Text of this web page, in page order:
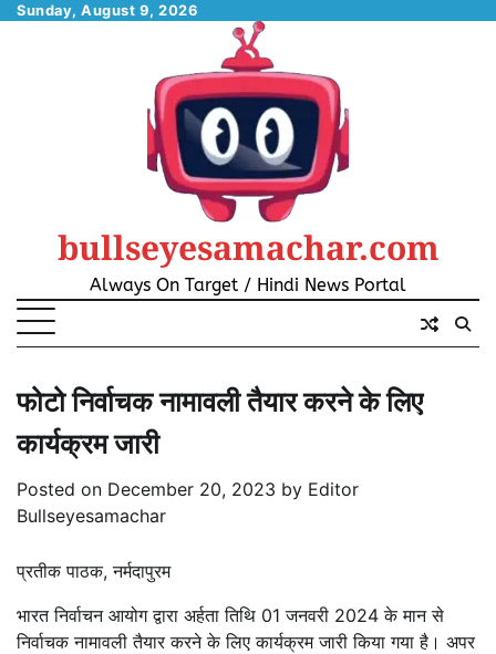
SkipSunday, August 9, 2026
bullseyesamachar.com
Always On Target / Hindi News Portal
फोटो निर्वाचक नामावली तैयार करने के लिए
कार्यक्रम जारी
Posted on December 20, 2023 by Editor
Bullseyesamachar
प्रतीक पाठक, नर्मदापुरम
भारत निर्वाचन आयोग द्वारा अर्हता तिथि 01 जनवरी 2024 के मान से
निर्वाचक नामावली तैयार करने के लिए कार्यक्रम जारी किया गया है। अपर